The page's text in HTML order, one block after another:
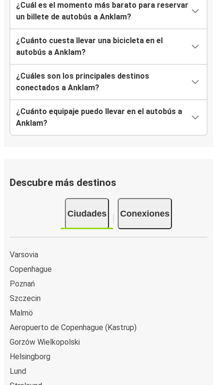
¿Cuál es el momento más barato para reservar
un billete de autobús a Anklam?
¿Cuánto cuesta llevar una bicicleta en el
autobús a Anklam?
¿Cuáles son los principales destinos
conectados a Anklam?
¿Cuánto equipaje puedo llevar en el autobús a
Anklam?
Descubre más destinos
Ciudades Conexiones
Varsovia
Copenhague
Poznań
Szczecin
Malmö
Aeropuerto de Copenhague (Kastrup)
Gorzów Wielkopolski
Helsingborg
Lund